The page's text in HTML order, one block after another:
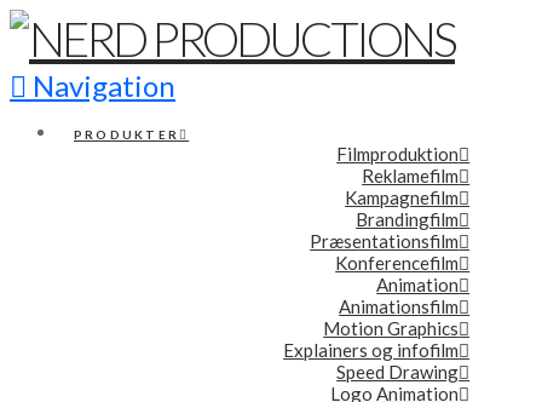
Navigation
PRODUKTER
Filmproduktion
Reklamefilm
Kampagnefilm
Brandingfilm
Præsentationsfilm
Konferencefilm
Animation
Animationsfilm
Motion Graphics
Explainers og infofilm
Speed Drawing
Logo Animation